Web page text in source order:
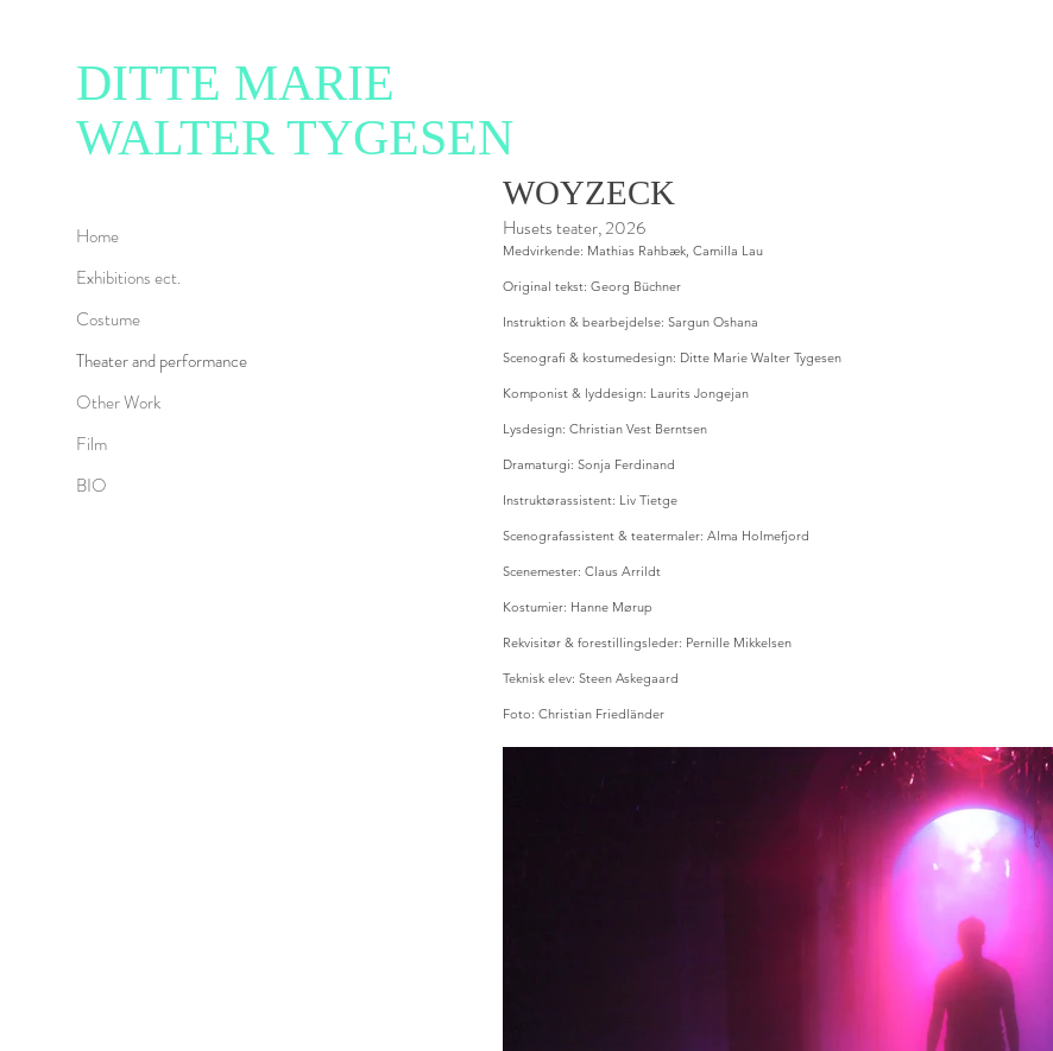
Home
Exhibitions ect.
Costume
Theater and performance
Other Work
Film
BIO
DITTE MARIE
WALTER TYGESEN
WOYZECK
Husets teater, 2026
Medvirkende: Mathias Rahbæk, Camilla Lau
Original tekst: Georg Büchner
Instruktion & bearbejdelse: Sargun Oshana
Scenografi & kostumedesign: Ditte Marie Walter Tygesen
Komponist & lyddesign: Laurits Jongejan
Lysdesign: Christian Vest Berntsen
Dramaturgi: Sonja Ferdinand
Instruktørassistent: Liv Tietge
Scenografassistent & teatermaler: Alma Holmefjord
Scenemester: Claus Arrildt
Kostumier: Hanne Mørup
Rekvisitør & forestillingsleder: Pernille Mikkelsen
Teknisk elev: Steen Askegaard
Foto: Christian Friedländer